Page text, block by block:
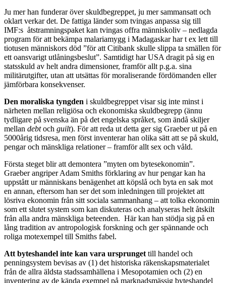
Ju mer han funderar över skuldbegreppet, ju mer sammansatt och
oklart verkar det. De fattiga länder som tvingas anpassa sig till
IMF:s åtstramningspaket kan tvingas offra människoliv – nedlagda
program för att bekämpa malariamygg i Madagaskar har t ex lett till
tiotusen människors död ”för att Citibank skulle slippa ta smällen för
ett oansvarigt utlåningsbeslut”. Samtidigt har USA dragit på sig en
statsskuld av helt andra dimensioner, framför allt p.g.a. sina
militärutgifter, utan att utsättas för moraliserande fördömanden eller
jämförbara konsekvenser.
Den moraliska tyngden i skuldbegreppet visar sig inte minst i
närheten mellan religiösa och ekonomiska skuldbegrepp (ännu
tydligare på svenska än på det engelska språket, som ändå skiljer
mellan debtoch guilt). För att reda ut detta ger sig Graeber ut på en
5000årig tidsresa, men först inventerar han olika sätt att se på skuld,
pengar och mänskliga relationer – framför allt sex och våld.
Första steget blir att demontera ”myten om bytesekonomin”.
Graeber angriper Adam Smiths förklaring av hur pengar kan ha
uppstått ur människans benägenhet att köpslå och byta en sak mot
en annan, eftersom han ser det som inledningen till projektet att
lösriva ekonomin från sitt sociala sammanhang – att tolka ekonomin
som ett slutet system som kan diskuteras och analyseras helt åtskilt
från alla andra mänskliga beteenden. Här kan han stödja sig på en
lång tradition av antropologisk forskning och ger spännande och
roliga motexempel till Smiths fabel.
Att byteshandel inte kan vara ursprungettill handel och
penningsystem bevisas av (1) det historiska räkenskapsmaterialet
från de allra äldsta stadssamhällena i Mesopotamien och (2) en
inventering av de kända exempel på marknadsmässig byteshandel